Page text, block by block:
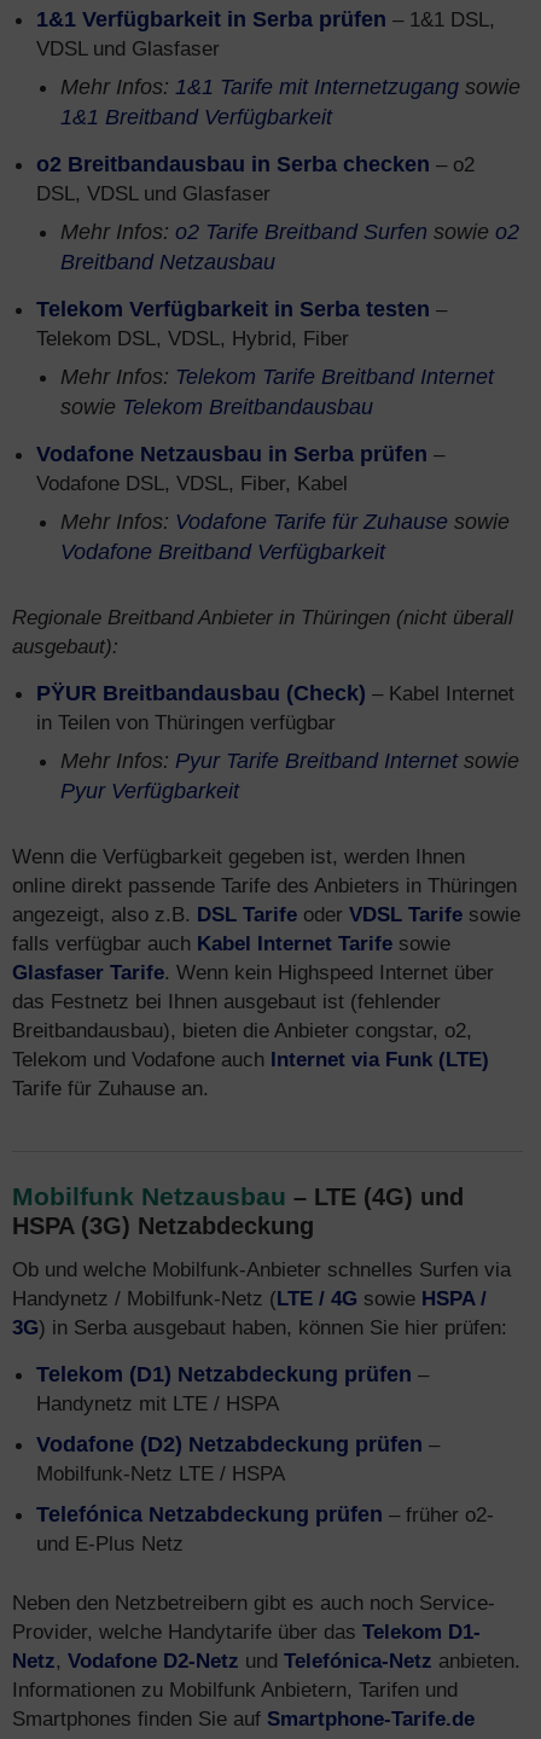
1&1 Verfügbarkeit in Serba prüfen – 1&1 DSL,
VDSL und Glasfaser
Mehr Infos: 1&1 Tarife mit Internetzugang sowie
1&1 Breitband Verfügbarkeit
o2 Breitbandausbau in Serba checken – o2
DSL, VDSL und Glasfaser
Mehr Infos: o2 Tarife Breitband Surfen sowie o2
Breitband Netzausbau
Telekom Verfügbarkeit in Serba testen –
Telekom DSL, VDSL, Hybrid, Fiber
Mehr Infos: Telekom Tarife Breitband Internet
sowie Telekom Breitbandausbau
Vodafone Netzausbau in Serba prüfen –
Vodafone DSL, VDSL, Fiber, Kabel
Mehr Infos: Vodafone Tarife für Zuhause sowie
Vodafone Breitband Verfügbarkeit
Regionale Breitband Anbieter in Thüringen (nicht überall
ausgebaut):
PŸUR Breitbandausbau (Check) – Kabel Internet
in Teilen von Thüringen verfügbar
Mehr Infos: Pyur Tarife Breitband Internetsowie
Pyur Verfügbarkeit
Wenn die Verfügbarkeit gegeben ist, werden Ihnen
online direkt passende Tarife des Anbieters in Thüringen
angezeigt, also z.B. DSL Tarife oder VDSL Tarife sowie
falls verfügbar auch Kabel Internet Tarife sowie
Glasfaser Tarife. Wenn kein Highspeed Internet über
das Festnetz bei Ihnen ausgebaut ist (fehlender
Breitbandausbau), bieten die Anbieter congstar, o2,
Telekom und Vodafone auch Internet via Funk (LTE)
Tarife für Zuhause an.
Mobilfunk Netzausbau – LTE (4G) und
HSPA (3G) Netzabdeckung
Ob und welche Mobilfunk-Anbieter schnelles Surfen via
Handynetz / Mobilfunk-Netz (LTE / 4G sowie HSPA /
3G) in Serba ausgebaut haben, können Sie hier prüfen:
Telekom (D1) Netzabdeckung prüfen –
Handynetz mit LTE / HSPA
Vodafone (D2) Netzabdeckung prüfen –
Mobilfunk-Netz LTE / HSPA
Telefónica Netzabdeckung prüfen – früher o2-
und E-Plus Netz
Neben den Netzbetreibern gibt es auch noch Service-
Provider, welche Handytarife über das Telekom D1-
Netz, Vodafone D2-Netz und Telefónica-Netz anbieten.
Informationen zu Mobilfunk Anbietern, Tarifen und
Smartphones finden Sie auf Smartphone-Tarife.de